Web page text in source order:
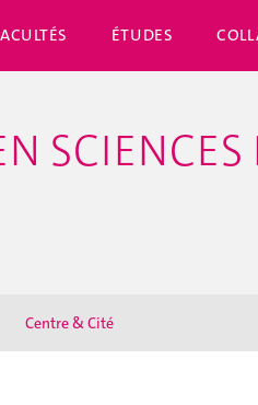
ÉTUDES
SCIENCES
Centre & Cité